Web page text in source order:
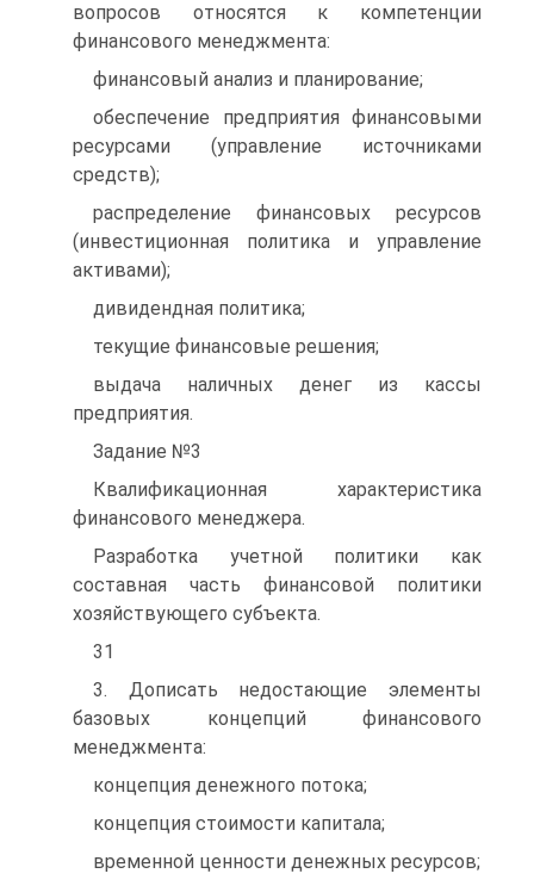
вопросов относятся к компетенции
финансового менеджмента:
финансовый анализ и планирование;
обеспечение предприятия финансовыми
ресурсами (управление источниками
средств);
распределение финансовых ресурсов
(инвестиционная политика и управление
активами);
дивидендная политика;
текущие финансовые решения;
выдача наличных денег из кассы
предприятия.
Задание №3
Квалификационная характеристика
финансового менеджера.
Разработка учетной политики как
составная часть финансовой политики
хозяйствующего субъекта.
31
3. Дописать недостающие элементы
базовых концепций финансового
менеджмента:
концепция денежного потока;
концепция стоимости капитала;
временной ценности денежных ресурсов;